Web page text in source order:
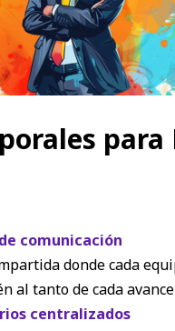
comunicación
donde cada
al tanto de cada
centralizados